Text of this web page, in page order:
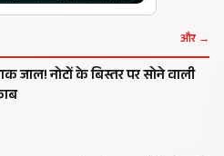
और →
जाल! नोटों के बिस्तर पर सोने वाली